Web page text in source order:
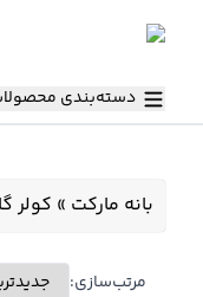
دسته‌بندی
بانه مارکت » کولر
مرتب‌سازی: